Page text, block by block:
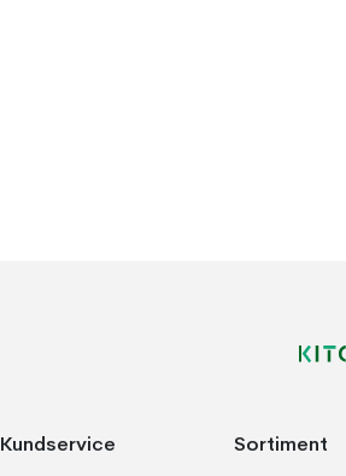
Kundservice Sortiment